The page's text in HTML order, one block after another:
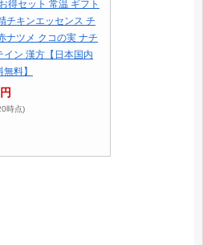
得セット 常温 ギフト
チキンエッセンス チ
ナツメ クコの実 ナチ
イン 漢方【日本国内
料】
時点)